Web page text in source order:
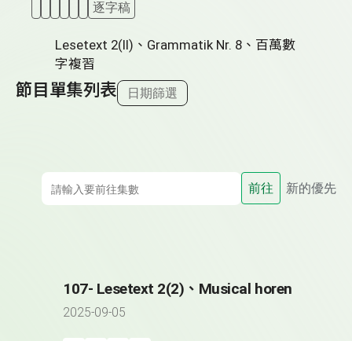
逐字稿
Lesetext 2(II)、Grammatik Nr. 8、百萬數
字複習
節目單集列表 日期篩選
前往 新的優先
107- Lesetext 2(2)、Musical horen
2025-09-05